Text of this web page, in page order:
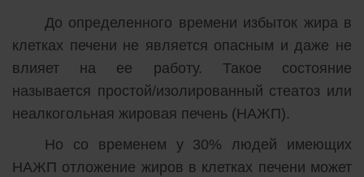
До определенного времени избыток жира в
клетках печени не является опасным и даже не
влияет на ее работу. Такое состояние
называется простой/изолированный стеатоз или
неалкогольная жировая печень (НАЖП).
Но со временем у 30% людей имеющих
НАЖП отложение жиров в клетках печени может